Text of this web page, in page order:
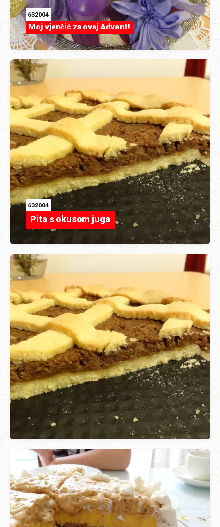
632004
Moj vjenčić za ovaj Advent!
632004
Pita s okusom juga